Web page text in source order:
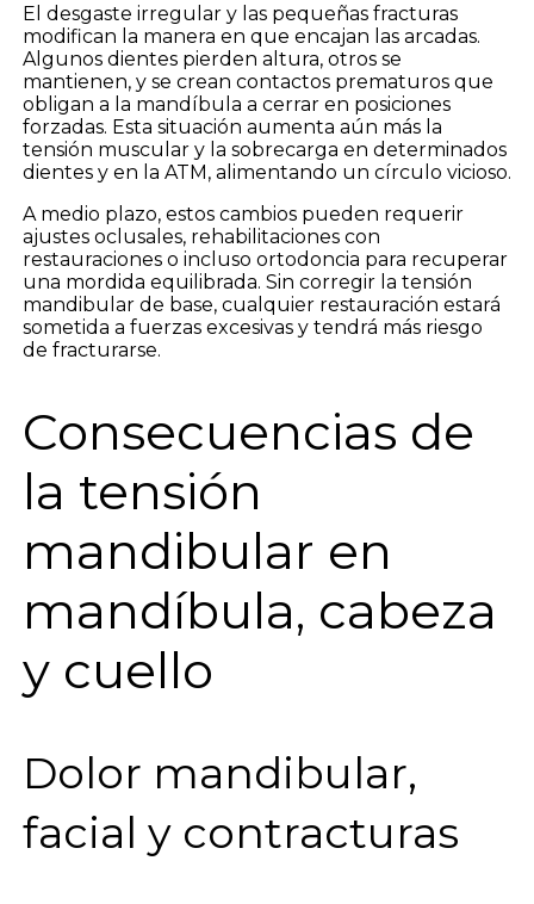
El desgaste irregular y las pequeñas fracturas
modifican la manera en que encajan las arcadas.
Algunos dientes pierden altura, otros se
mantienen, y se crean contactos prematuros que
obligan a la mandíbula a cerrar en posiciones
forzadas. Esta situación aumenta aún más la
tensión muscular y la sobrecarga en determinados
dientes y en la ATM, alimentando un círculo vicioso.
A medio plazo, estos cambios pueden requerir
ajustes oclusales, rehabilitaciones con
restauraciones o incluso ortodoncia para recuperar
una mordida equilibrada. Sin corregir la tensión
mandibular de base, cualquier restauración estará
sometida a fuerzas excesivas y tendrá más riesgo
de fracturarse.
Consecuencias de
la tensión
mandibular en
mandíbula, cabeza
y cuello
Dolor mandibular,
facial y contracturas